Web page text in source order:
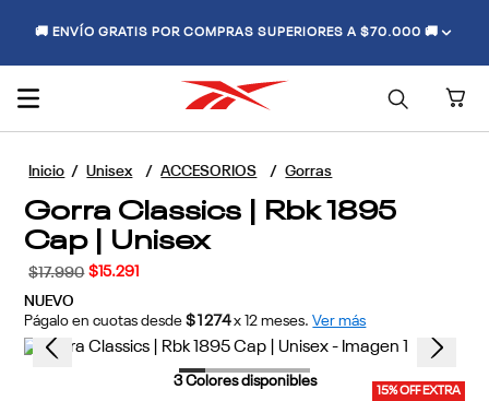
🚚 ENVÍO GRATIS POR COMPRAS SUPERIORES A $70.000 🚚
Unisex ACCESORIOS Gorras
Gorra Classics | Rbk 1895
Cap | Unisex
$17.990 $ 15.291
NUEVO
Págalo en cuotas desde $1274 x 12 meses. Ver más
15% OFF EXTRA
3Colores disponibles